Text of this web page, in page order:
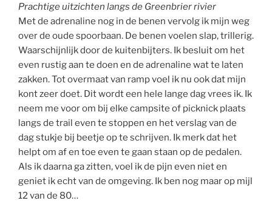
Prachtige uitzichten langs de Greenbrier rivier
Met de adrenaline nog in de benen vervolg ik mijn weg
over de oude spoorbaan. De benen voelen slap, trillerig.
Waarschijnlijk door de kuitenbijters. Ik besluit om het
even rustig aan te doen en de adrenaline wat te laten
zakken. Tot overmaat van ramp voel ik nu ook dat mijn
kont zeer doet. Dit wordt een hele lange dag vrees ik. Ik
neem me voor om bij elke campsite of picknick plaats
langs de trail even te stoppen en het verslag van de
dag stukje bij beetje op te schrijven. Ik merk dat het
helpt om af en toe even te gaan staan op de pedalen.
Als ik daarna ga zitten, voel ik de pijn even niet en
geniet ik echt van de omgeving. Ik ben nog maar op mijl
12 van de 80…